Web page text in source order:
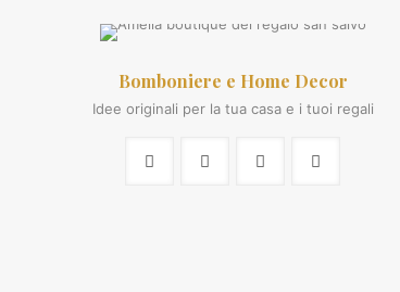
Bomboniere e Home Decor
Idee originali per la tua casa e i tuoi regali